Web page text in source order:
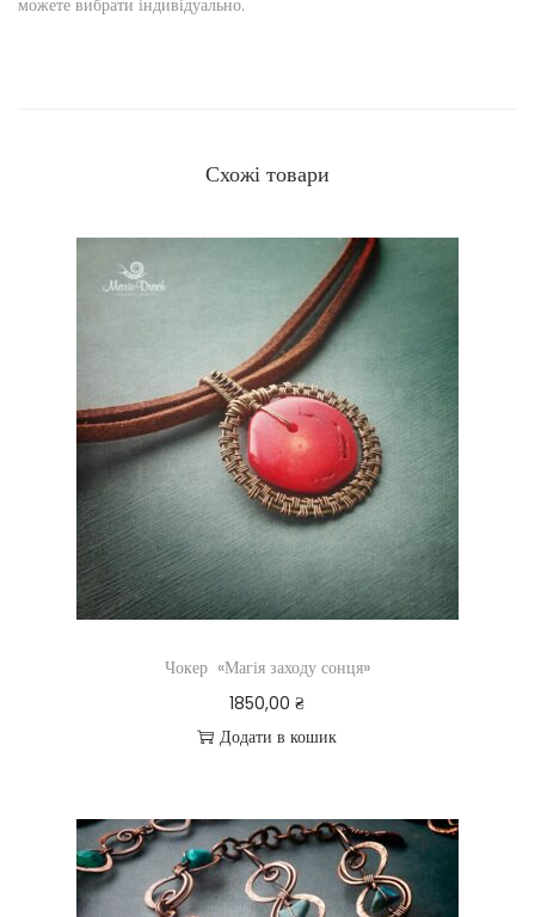
можете вибрати індивідуально.
Схожі товари
Чокер «Магія заходу сонця»
1850,00₴
Додати в кошик